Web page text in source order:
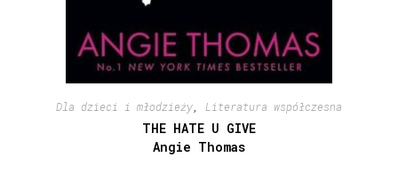
Dla dzieci i młodzieży, Literatura współczesna
THE HATE U GIVE
Angie Thomas